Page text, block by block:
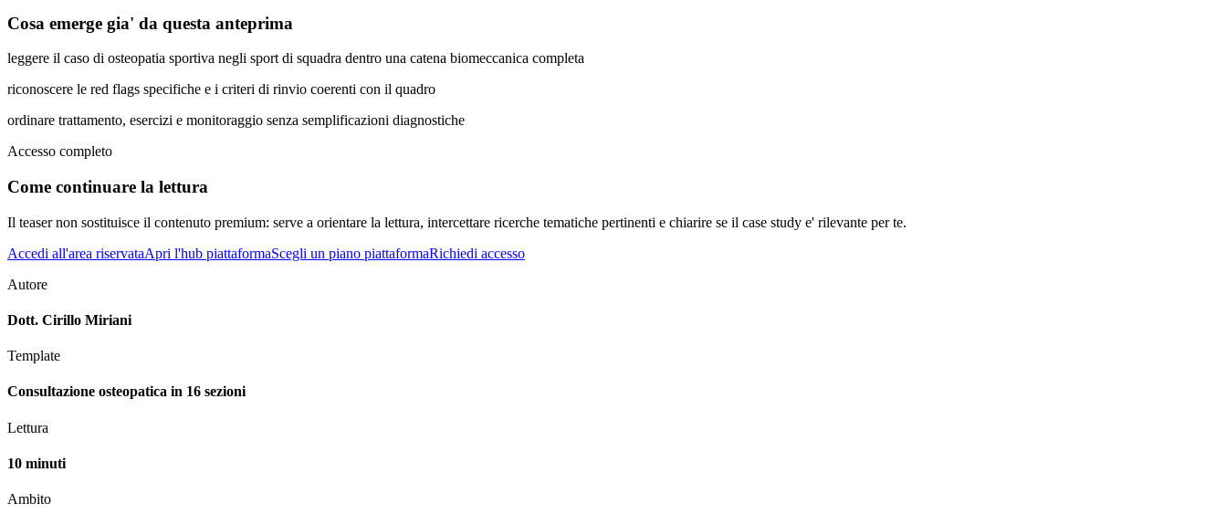
Cosa emerge gia' da questa anteprima
leggere il caso di osteopatia sportiva negli sport di squadra dentro una catena biomeccanica completa
riconoscere le red flags specifiche e i criteri di rinvio coerenti con il quadro
ordinare trattamento, esercizi e monitoraggio senza semplificazioni diagnostiche
Accesso completo
Come continuare la lettura
Il teaser non sostituisce il contenuto premium: serve a orientare la lettura, intercettare ricerche tematiche pertinenti e chiarire se il case study e' rilevante per te.
Accedi all'area riservataApri l'hub piattaformaScegli un piano piattaformaRichiedi accesso
Autore
Dott. Cirillo Miriani
Template
Consultazione osteopatica in 16 sezioni
Lettura
10 minuti
Ambito